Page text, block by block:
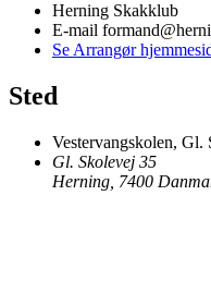
Herning Skakklub
E-mail
Se Arrangør
Sted
Vestervangskolen,
Gl. Skolevej 35
Herning 7400